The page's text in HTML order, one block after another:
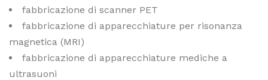
fabbricazione di scanner PET
fabbricazione di apparecchiature per risonanza
magnetica (MRI)
fabbricazione di apparecchiature mediche a
ultrasuoni